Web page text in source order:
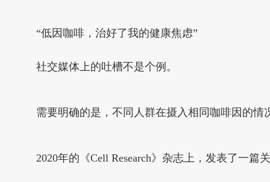
“低因咖啡，治好了我的健康焦虑”
社交媒体上的吐槽不是个例。
需要明确的是，不同人群在摄入相同咖啡因的
2020年的《Cell Research》杂志上，发表了一